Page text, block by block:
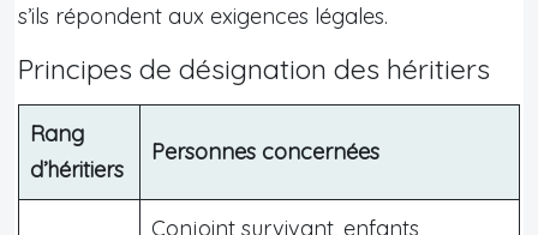
s’ils répondent aux exigences légales.
Principes de désignation des héritiers
Rang
d’héritiers
Personnes concernées
Conjoint survivant, enfants